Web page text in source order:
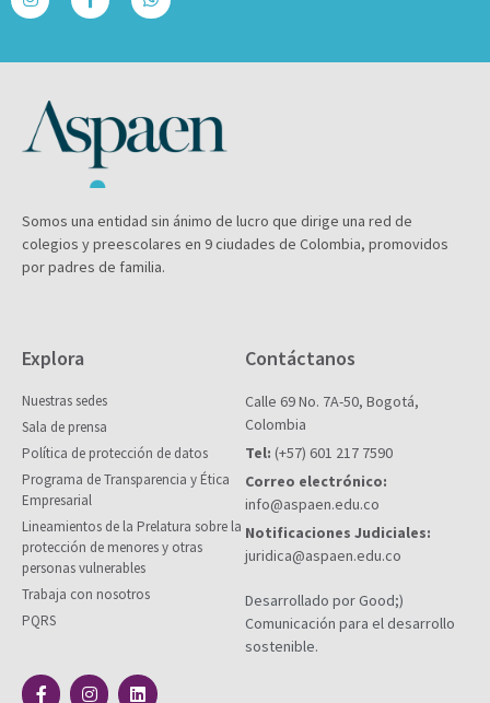
Somos una entidad sin ánimo de lucro que dirige una red de
colegios y preescolares en 9 ciudades de Colombia, promovidos
por padres de familia.
Explora
Nuestras sedes
Sala de prensa
Política de protección de datos
Programa de Transparencia y Ética
Empresarial
Lineamientos de la Prelatura sobre la
protección de menores y otras
personas vulnerables
Trabaja con nosotros
PQRS
Contáctanos
Calle 69 No. 7A-50, Bogotá,
Colombia
Tel: (+57) 601 217 7590
Correo electrónico:
info@aspaen.edu.co
Notificaciones Judiciales:
juridica@aspaen.edu.co
Desarrollado por Good;)
Comunicación para el desarrollo
sostenible.